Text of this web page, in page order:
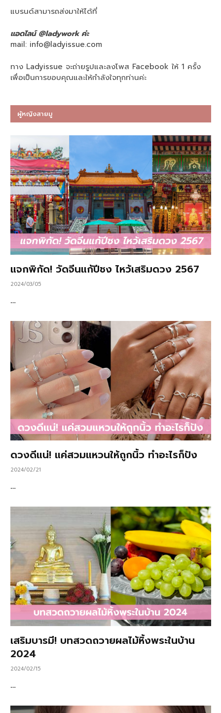
แบรนด์สามารถส่งมาให้ได้ที่
แอดไลน์ @ladywork ค่ะ
mail: info@ladyissue.com
ทาง Ladyissue จะถ่ายรูปและลงโพส Facebook ให้ 1 ครั้ง
เพื่อเป็นการขอบคุณและให้กำลังใจทุกท่านค่ะ
ผู้หญิงสายมู
แจกพิกัด! วัดจีนแก้ปีชง ไหว้เสริมดวง 2567
2024/03/05
…
ดวงดีแน่! แค่สวมแหวนให้ถูกนิ้ว ทำอะไรก็ปัง
2024/02/21
…
เสริมบารมี! บทสวดถวายผลไม้หิ้งพระในบ้าน
2024
2024/02/15
…